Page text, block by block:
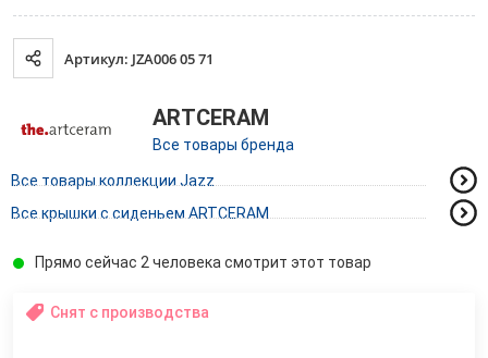
Артикул: JZA006 05 71
ARTCERAM
Все товары бренда
Все товары коллекции Jazz
Все крышки с сиденьем ARTCERAM
Прямо сейчас 2 человека смотрит этот товар
Снят с производства